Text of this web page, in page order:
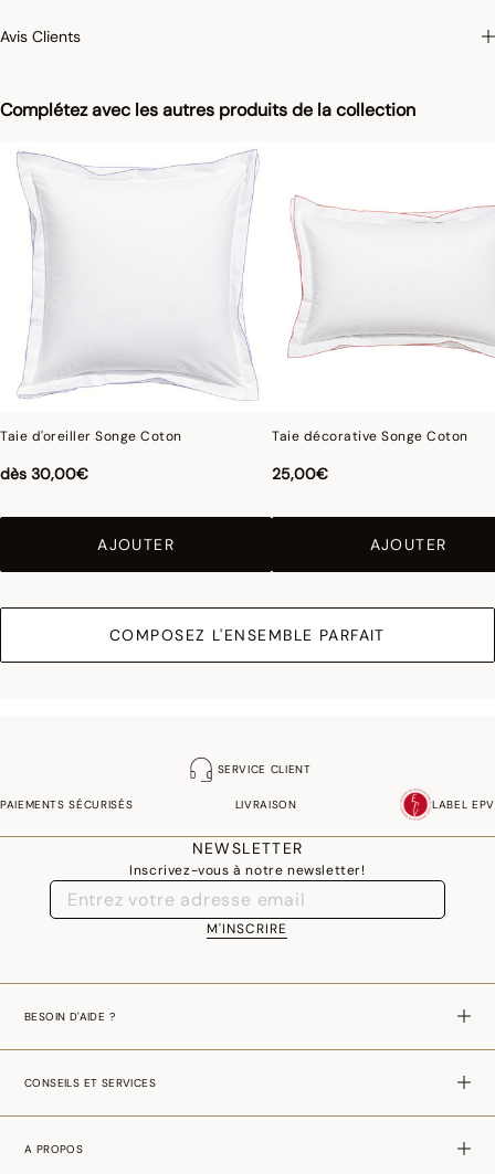
Complétez avec les autres produits de la collection
Taie d'oreiller Songe Coton
dès 30,00€
AJOUTER
Taie décorative Songe Coton
25,00€
AJOUTER
COMPOSEZ L'ENSEMBLE PARFAIT
concerne les coul
Avis Clients
SERVICE CLIENT
PAIEMENTS SÉCURISÉS LIVRAISON LABEL EPV
NEWSLETTER
Inscrivez-vous à notre newsletter!
M'INSCRIRE
BESOIN D'AIDE ?
CONSEILS ET SERVICES
A PROPOS